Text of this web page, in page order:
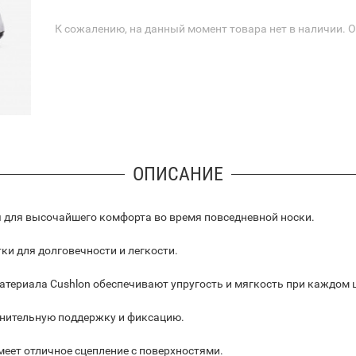
К сожалению, на данный момент товара нет в наличии.
ОПИСАНИЕ
высочайшего комфорта во время повседневной носки.
для долговечности и легкости.
Cushlon обеспечивают упругость и мягкость при каждом
поддержку и фиксацию.
отличное сцепление с поверхностями.